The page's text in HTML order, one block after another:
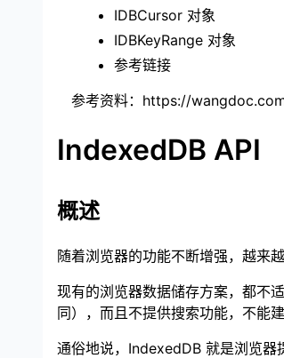
IDBCursor 对象
IDBKeyRange 对象
参考链接
参考资料： https://
IndexedDB API
概述
随着浏览器的功能不断增强，越来
现有的浏览器数据储存方案，都不
同），而且不提供搜索功能，不能
通俗地说，IndexedDB 就是浏览器